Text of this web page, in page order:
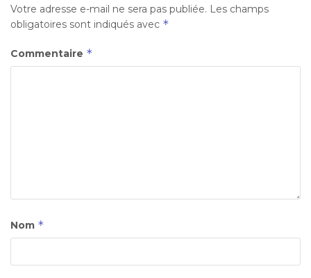
Votre adresse e-mail ne sera pas publiée. Les champs
obligatoires sont indiqués avec *
Commentaire *
Nom *